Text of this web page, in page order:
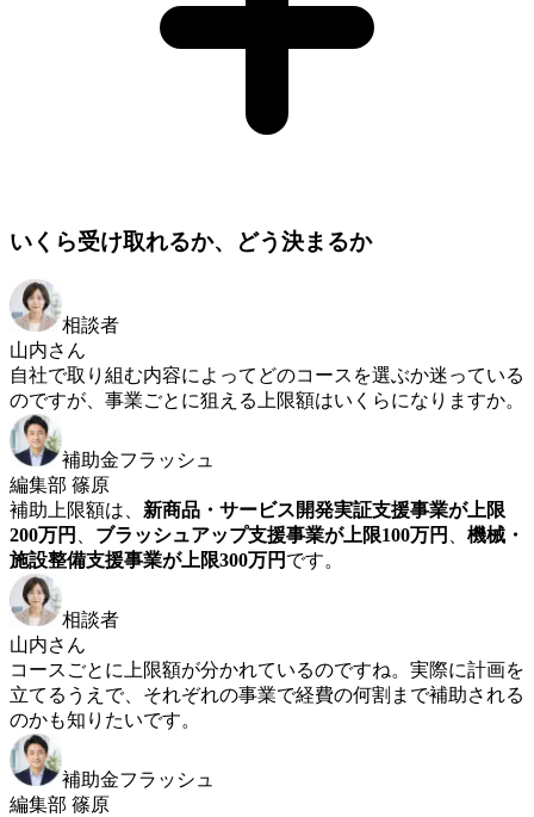
いくら受け取れるか、どう決まるか
相談者
山内さん
自社で取り組む内容によってどのコースを選ぶか迷っている
のですが、事業ごとに狙える上限額はいくらになりますか。
補助金フラッシュ
編集部 篠原
補助上限額は、 新商品・サービス開発実証支援事業が上限
200万円
ブラッシュアップ支援事業が上限100万円
機械・
施設整備支援事業が上限300万円 です。
相談者
山内さん
コースごとに上限額が分かれているのですね。実際に計画を
立てるうえで、それぞれの事業で経費の何割まで補助される
のかも知りたいです。
補助金フラッシュ
編集部 篠原